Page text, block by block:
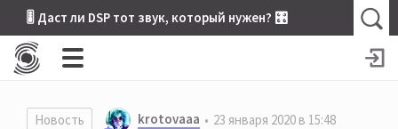
🎚 Даст ли DSP тот звук, который нужен? 🎛
Новость krotovaaa
23 января 2020 в 15:48